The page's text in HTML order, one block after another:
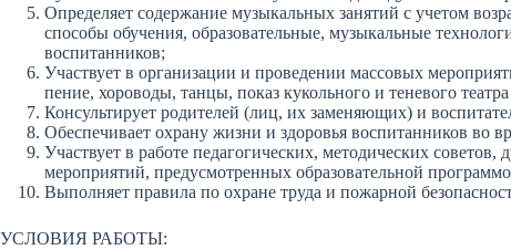
Определяет содержание музыкальных занятий с учетом
способы обучения, образовательные, музыкальные
воспитанников;
Участвует в организации и проведении массовых
пение, хороводы, танцы, показ кукольного и теневого
Консультирует родителей (лиц, их заменяющих) и
Обеспечивает охрану жизни и здоровья воспитанников во
Участвует в работе педагогических, методических
мероприятий, предусмотренных образовательной
Выполняет правила по охране труда и пожарной
УСЛОВИЯ РАБОТЫ: